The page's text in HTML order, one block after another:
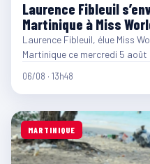
Laurence Fibleuil
Martinique à Miss
Laurence Fibleuil, élue Miss
Martinique ce mercredi 5
06/08 · 13h48
MARTINIQUE